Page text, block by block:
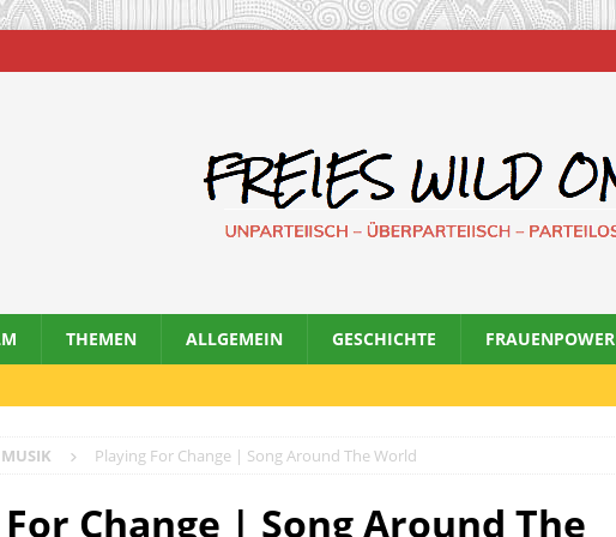
THEMEN ALLGEMEIN GESCHICHTE FRAUENPOWER
MUSIK Playing For Change | Song Around The World
Change | Song Around The